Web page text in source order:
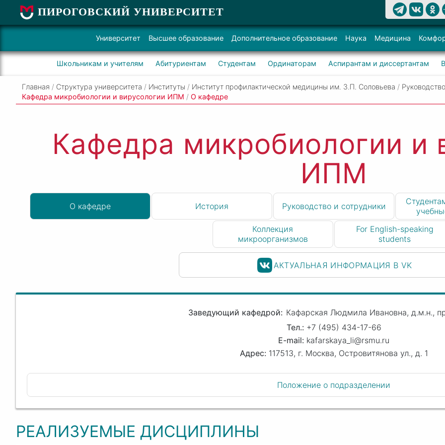
ПИРОГОВСКИЙ УНИВЕРСИТЕТ
Университет Высшее образование Дополнительное образование Наука Медицина
Школьникам и учителям Абитуриентам Студентам Ординаторам Аспирантам и диссертантам
Главная / Структура университета / Институты / Институт профилактической медицины им. З.П. Соловьева /
Кафедра микробиологии и вирусологии ИПМ / О кафедре
Кафедра микробиологии и
ИПМ
О кафедре История Руководство и сотрудники
Коллекция
микроорганизмов
For English-speaking
students
АКТУАЛЬНАЯ ИНФОРМАЦИЯ В VK
Заведующий кафедрой Кафарская Людмила Ивановна д.м.н.,
+7 (495) 434-17-66
kafarskaya_li@rsmu.ru
117513, г. Москва, Островитянова ул., д. 1
Положение о подразделении
РЕАЛИЗУЕМЫЕ ДИСЦИПЛИНЫ